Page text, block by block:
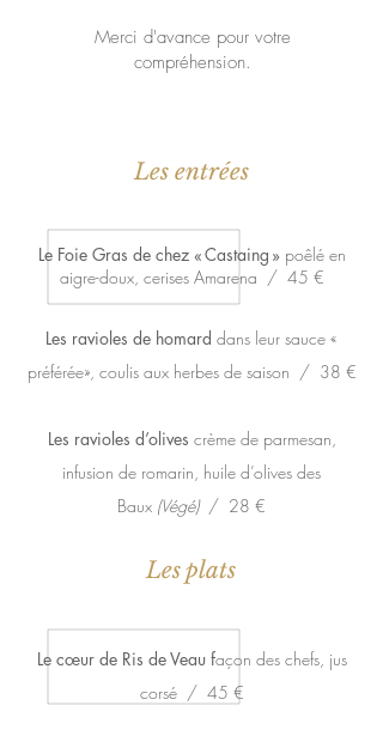
Merci d'avance pour votre
compréhension.
Les entrées
Le Foie Gras de chez « Castaing » poêlé en
aigre-doux, cerises Amarena / 45 €
Les ravioles de homard dans leur sauce «
préférée», coulis aux herbes de saison / 38 €
Les ravioles d’olives crème de parmesan,
infusion de romarin, huile d’olives des
Baux (Végé) / 28 €
Les plats
Le cœur de Ris de Veau façon des chefs, jus
corsé / 45 €